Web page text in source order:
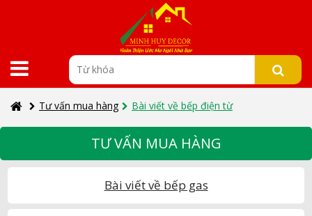
Tư vấn mua hàng Bài viết về bếp điện từ
TƯ VẤN MUA HÀNG
Bài viết về bếp gas